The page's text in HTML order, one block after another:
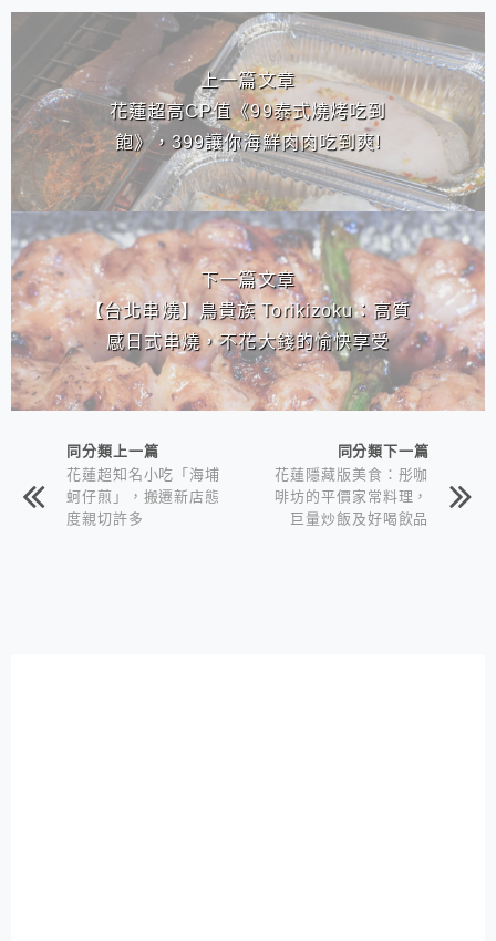
相連文章
上一篇文章
花蓮超高CP值《99泰式燒烤吃到
飽》，399讓你海鮮肉肉吃到爽!
下一篇文章
【台北串燒】鳥貴族 Torikizoku：高質
感日式串燒，不花大錢的愉快享受
同分類上一篇
花蓮超知名小吃「海埔
蚵仔煎」，搬遷新店態
度親切許多
同分類下一篇
花蓮隱藏版美食：彤咖
啡坊的平價家常料理，
巨量炒飯及好喝飲品